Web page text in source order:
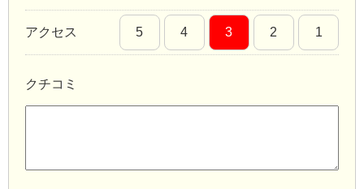
アクセス 5 4 3 2 1
クチコミ